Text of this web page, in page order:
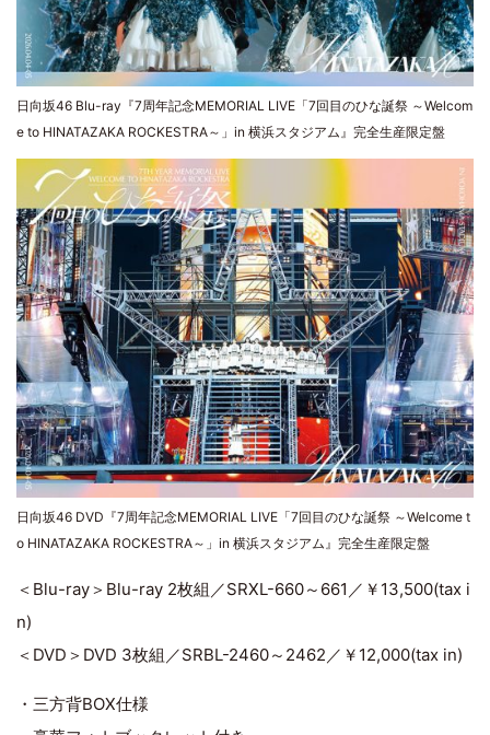
日向坂46 Blu-ray『7周年記念MEMORIAL LIVE「7回目のひな誕祭 ～Welcom
e to HINATAZAKA ROCKESTRA～」in 横浜スタジアム』完全生産限定盤
日向坂46 DVD『7周年記念MEMORIAL LIVE「7回目のひな誕祭 ～Welcome t
o HINATAZAKA ROCKESTRA～」in 横浜スタジアム』完全生産限定盤
＜Blu-ray＞Blu-ray 2枚組／SRXL-660～661／￥13,500(tax i
n)
＜DVD＞DVD 3枚組／SRBL-2460～2462／￥12,000(tax in)
・三方背BOX仕様